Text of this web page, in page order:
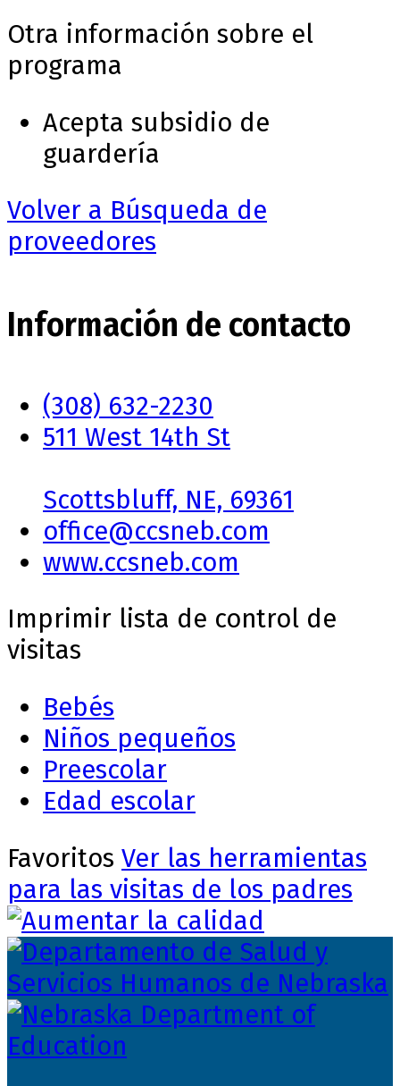
Otra información sobre el
programa
Acepta subsidio de
guardería
Volver a Búsqueda de
proveedores
Información de contacto
(308) 632-2230
511 West 14th St
Scottsbluff, NE, 69361
office@ccsneb.com
www.ccsneb.com
Imprimir lista de control de
visitas
Bebés
Niños pequeños
Preescolar
Edad escolar
Favoritos Ver las herramientas
para las visitas de los padres